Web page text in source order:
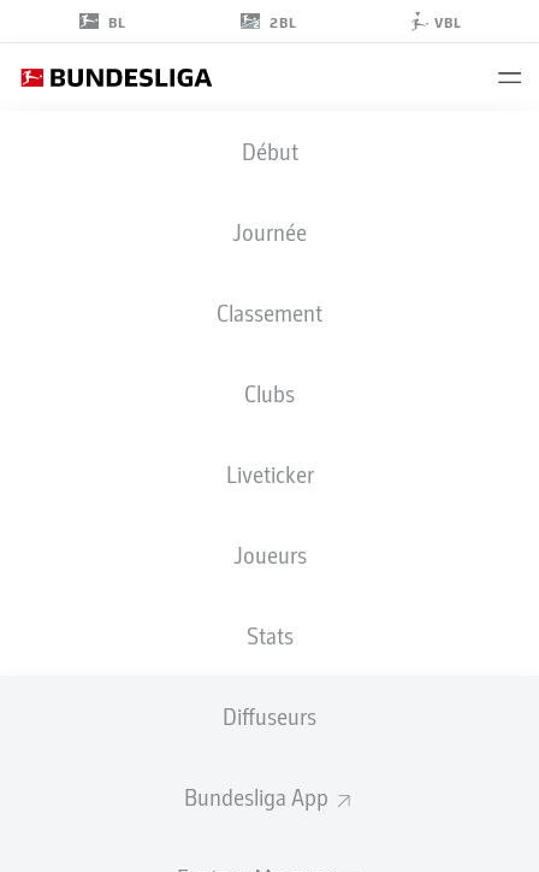
BL 2BL VBL
Début
Journée
Classement
Clubs
Liveticker
Joueurs
Stats
Diffuseurs
Bundesliga App